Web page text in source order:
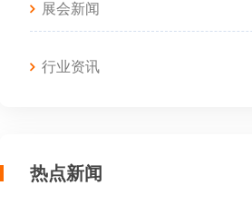
展会新闻
行业资讯
热点新闻